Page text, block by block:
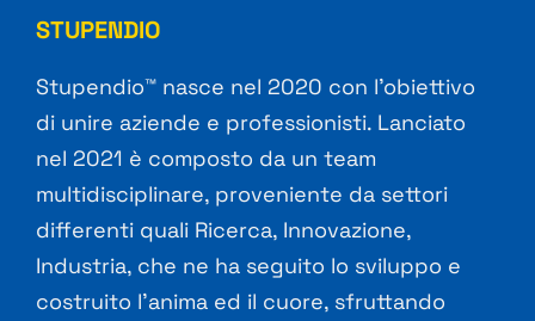
STUPENDIO
Stupendio™ nasce nel 2020 con l’obiettivo
di unire aziende e professionisti. Lanciato
nel 2021 è composto da un team
multidisciplinare, proveniente da settori
differenti quali Ricerca, Innovazione,
Industria, che ne ha seguito lo sviluppo e
costruito l’anima ed il cuore, sfruttando